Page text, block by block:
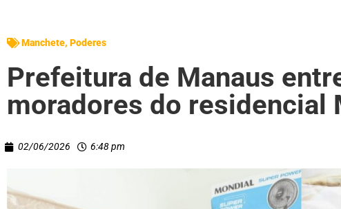
Manchete, Poderes
Prefeitura de Manaus
moradores do residencial
02/06/2026 6:48 pm